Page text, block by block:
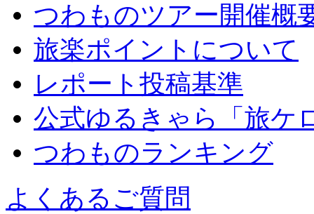
つわものツアー開催概
旅楽ポイントについて
レポート投稿基準
公式ゆるきゃら「旅ケ
つわものランキング
よくあるご質問